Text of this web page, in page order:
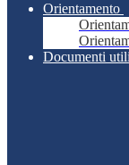
Orientamento
Documenti utili